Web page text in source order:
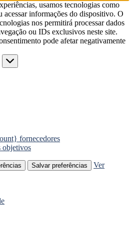
usamos tecnologias como
acessar informações do dispositivo. O
nos permitirá processar dados
ou IDs exclusivos neste site.
pode afetar negativamente
fornecedores
objetivos
Salvar preferências
Ver